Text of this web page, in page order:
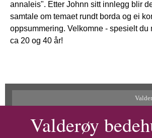
annaleis". Etter Johnn sitt innlegg blir
samtale om temaet rundt borda og ei
oppsummering. Velkomne - spesielt du
ca 20 og 40 år!
Valderøy